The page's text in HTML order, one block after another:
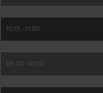
10:15 -11:00
09:00 - 10:00